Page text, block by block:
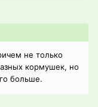
не только
кормушек, но
больше.